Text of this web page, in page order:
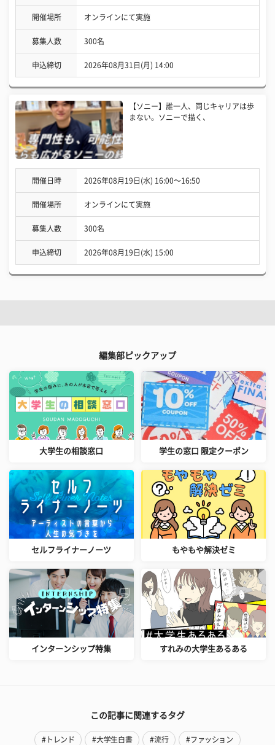
開催場所 オンラインにて実施
募集人数 300名
申込締切 2026年08月31日(月) 14:00
【ソニー】誰一人、同じキャリアは歩
まない。ソニーで描く、
開催日時 2026年08月19日(水) 16:00〜16:50
開催場所 オンラインにて実施
募集人数 300名
申込締切 2026年08月19日(水) 15:00
編集部ピックアップ
大学生の相談窓口 学生の窓口 限定クーポン
セルフライナーノーツ もやもや解決ゼミ
インターンシップ特集 すれみの大学生あるある
この記事に関連するタグ
#トレンド #大学生白書 #流行 #ファッション